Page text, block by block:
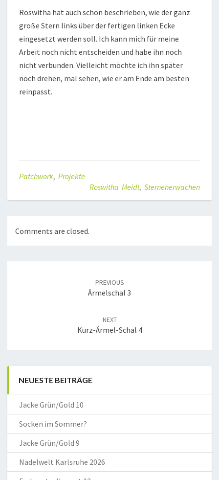
Roswitha hat auch schon beschrieben, wie der ganz
große Stern links über der fertigen linken Ecke
eingesetzt werden soll. Ich kann mich für meine
Arbeit noch nicht entscheiden und habe ihn noch
nicht verbunden. Vielleicht möchte ich ihn später
noch drehen, mal sehen, wie er am Ende am besten
reinpasst.
Patchwork, Projekte
Roswitha Meidl, Sternenerwachen
Comments are closed.
PREVIOUS
Ärmelschal 3
NEXT
Kurz-Ärmel-Schal 4
NEUESTE BEITRÄGE
Jacke Grün/Gold 10
Socken im Sommer?
Jacke Grün/Gold 9
Nadelwelt Karlsruhe 2026